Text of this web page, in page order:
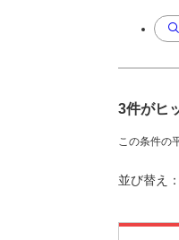
3件がヒ
この条件の
並び替え：